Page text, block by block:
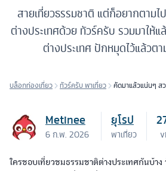
สายเที่ยวธรรมชาติ แต่ก็อยากตาม
ต่างประเทศด้วย ทัวร์ครับ รวมมาให้
ต่างประเทศ ปักหมุดไว้แล้วตา
บล็อกท่องเที่ยว ทัวร์ครับ พาเที่ยว
คัดมาแล้วแน่นๆ ส
Metinee
6 ก.พ. 2026
ยุโรป
พาเที่ยว
ใครชอบเที่ยวชมธรรมชาติต่างประเทศกันบ้า